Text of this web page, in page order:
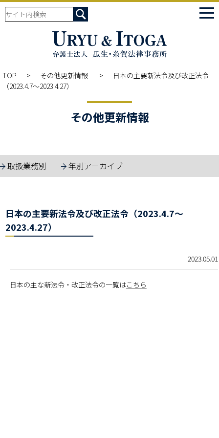
TOP その他更新情報
日本の主要新法令及び改正法令
（2023.4.7～2023.4.27）
その他更新情報
取扱業務別 年別アーカイブ
日本の主要新法令及び改正法令（2023.4.7～
2023.4.27）
2023.05.01
日本の主な新法令・改正法令の一覧はこちら